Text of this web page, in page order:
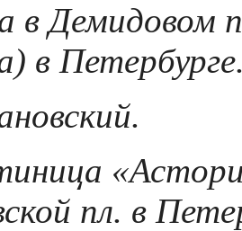
в Демидовом
в
пл. в